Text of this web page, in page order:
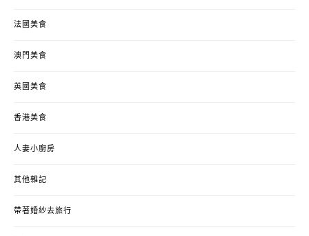
法國美食
澳門美食
英國美食
香港美食
人妻小廚房
其他雜記
帶著婚紗去旅行